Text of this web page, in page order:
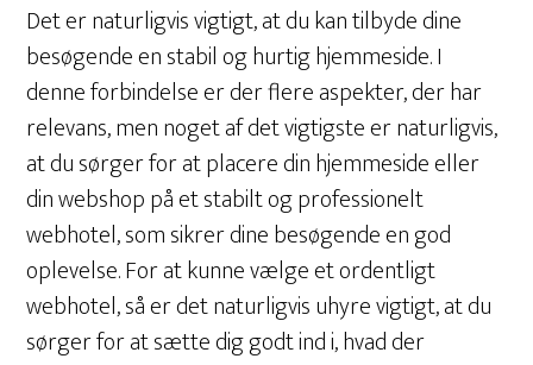
Det er naturligvis vigtigt, at du kan tilbyde dine
besøgende en stabil og hurtig hjemmeside. I
denne forbindelse er der flere aspekter, der har
relevans, men noget af det vigtigste er naturligvis,
at du sørger for at placere din hjemmeside eller
din webshop på et stabilt og professionelt
webhotel, som sikrer dine besøgende en god
oplevelse. For at kunne vælge et ordentligt
webhotel, så er det naturligvis uhyre vigtigt, at du
sørger for at sætte dig godt ind i, hvad der